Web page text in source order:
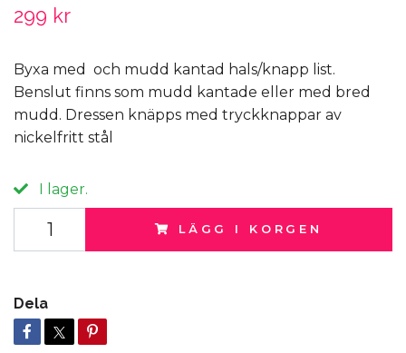
299 kr
Byxa med och mudd kantad hals/knapp list.
Benslut finns som mudd kantade eller med bred
mudd. Dressen knäpps med tryckknappar av
nickelfritt stål
I lager.
LÄGG I KORGEN
Dela